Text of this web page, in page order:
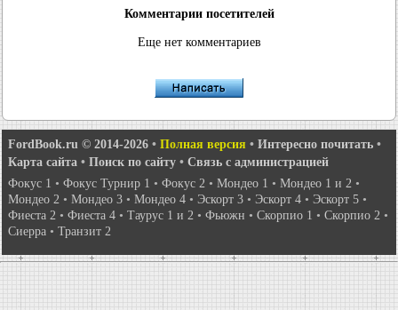
Комментарии посетителей
Еще нет комментариев
FordBook.ru © 2014-2026 • Полная версия • Интересно почитать •
Карта сайта • Поиск по сайту • Связь с администрацией
Фокус 1 • Фокус Турнир 1 • Фокус 2 • Мондео 1 • Мондео 1 и 2 •
Мондео 2 • Мондео 3 • Мондео 4 • Эскорт 3 • Эскорт 4 • Эскорт 5 •
Фиеста 2 • Фиеста 4 • Таурус 1 и 2 • Фьюжн • Скорпио 1 • Скорпио 2 •
Сиерра • Транзит 2